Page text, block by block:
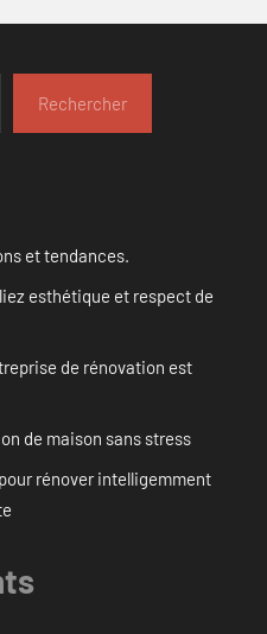
Rechercher
et tendances.
esthétique et respect de
de rénovation est
de maison sans stress
rénover intelligemment